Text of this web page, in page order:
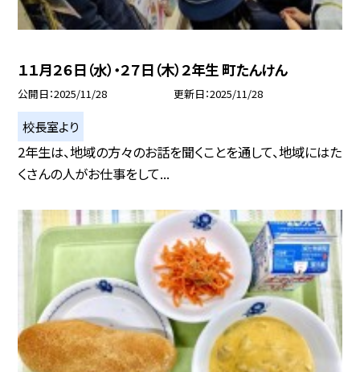
１１月２６日（水）・２７日（木）２年生 町たんけん
公開日 2025/11/28 更新日 2025/11/28
校長室より
2年生は、地域の方々のお話を聞くことを通して、地域にはた
くさんの人がお仕事をして...